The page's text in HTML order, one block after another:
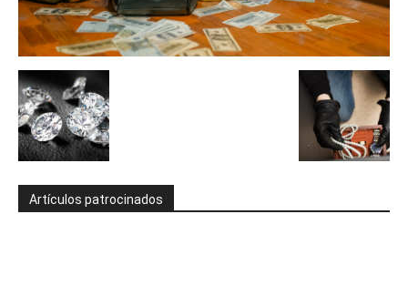
Artículos patrocinados